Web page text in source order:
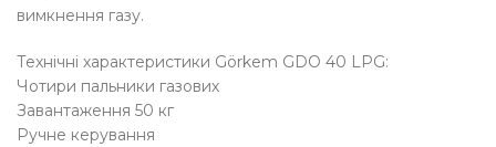
вимкнення газу.
Технічні характеристики Görkem GDO 40 LPG:
Чотири пальники газових
Завантаження 50 кг
Ручне керування